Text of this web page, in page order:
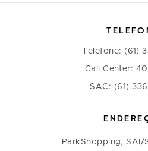
Telefone: (61)
Call Center:
SAC: (61)
ParkShopping, SAI/